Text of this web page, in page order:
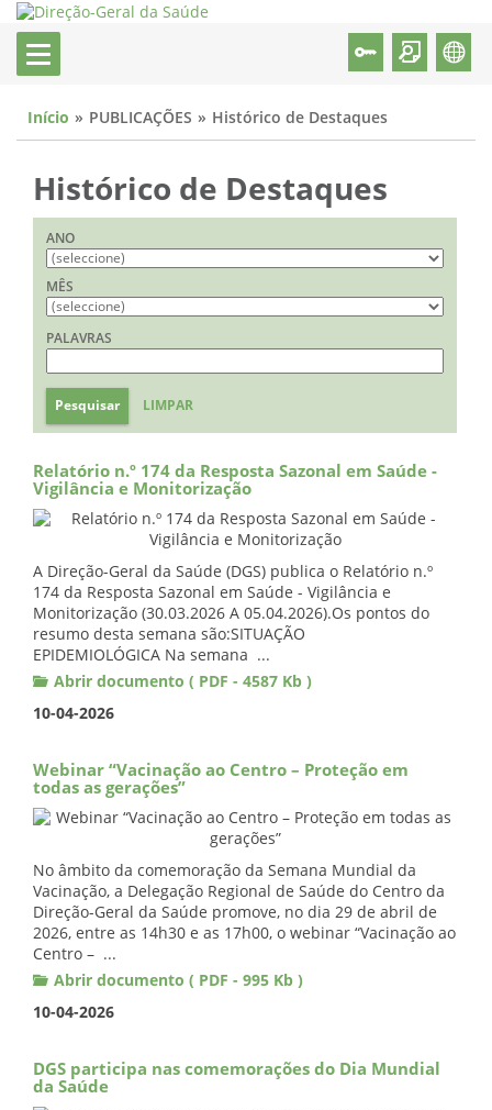
Início PUBLICAÇÕES Histórico de Destaques
Histórico de Destaques
ANO
MÊS
PALAVRAS
Pesquisar LIMPAR
Relatório n.º 174 da Resposta Sazonal em Saúde -
Vigilância e Monitorização
A Direção-Geral da Saúde (DGS) publica o Relatório n.º
174 da Resposta Sazonal em Saúde - Vigilância e
Monitorização (30.03.2026 A 05.04.2026).Os pontos do
resumo desta semana são:SITUAÇÃO
EPIDEMIOLÓGICA Na semana ...
Abrir documento ( PDF - 4587 Kb )
10-04-2026
Webinar “Vacinação ao Centro – Proteção em
todas as gerações”
No âmbito da comemoração da Semana Mundial da
Vacinação, a Delegação Regional de Saúde do Centro da
Direção-Geral da Saúde promove, no dia 29 de abril de
2026, entre as 14h30 e as 17h00, o webinar “Vacinação ao
Centro – ...
Abrir documento ( PDF - 995 Kb )
10-04-2026
DGS participa nas comemorações do Dia Mundial
da Saúde